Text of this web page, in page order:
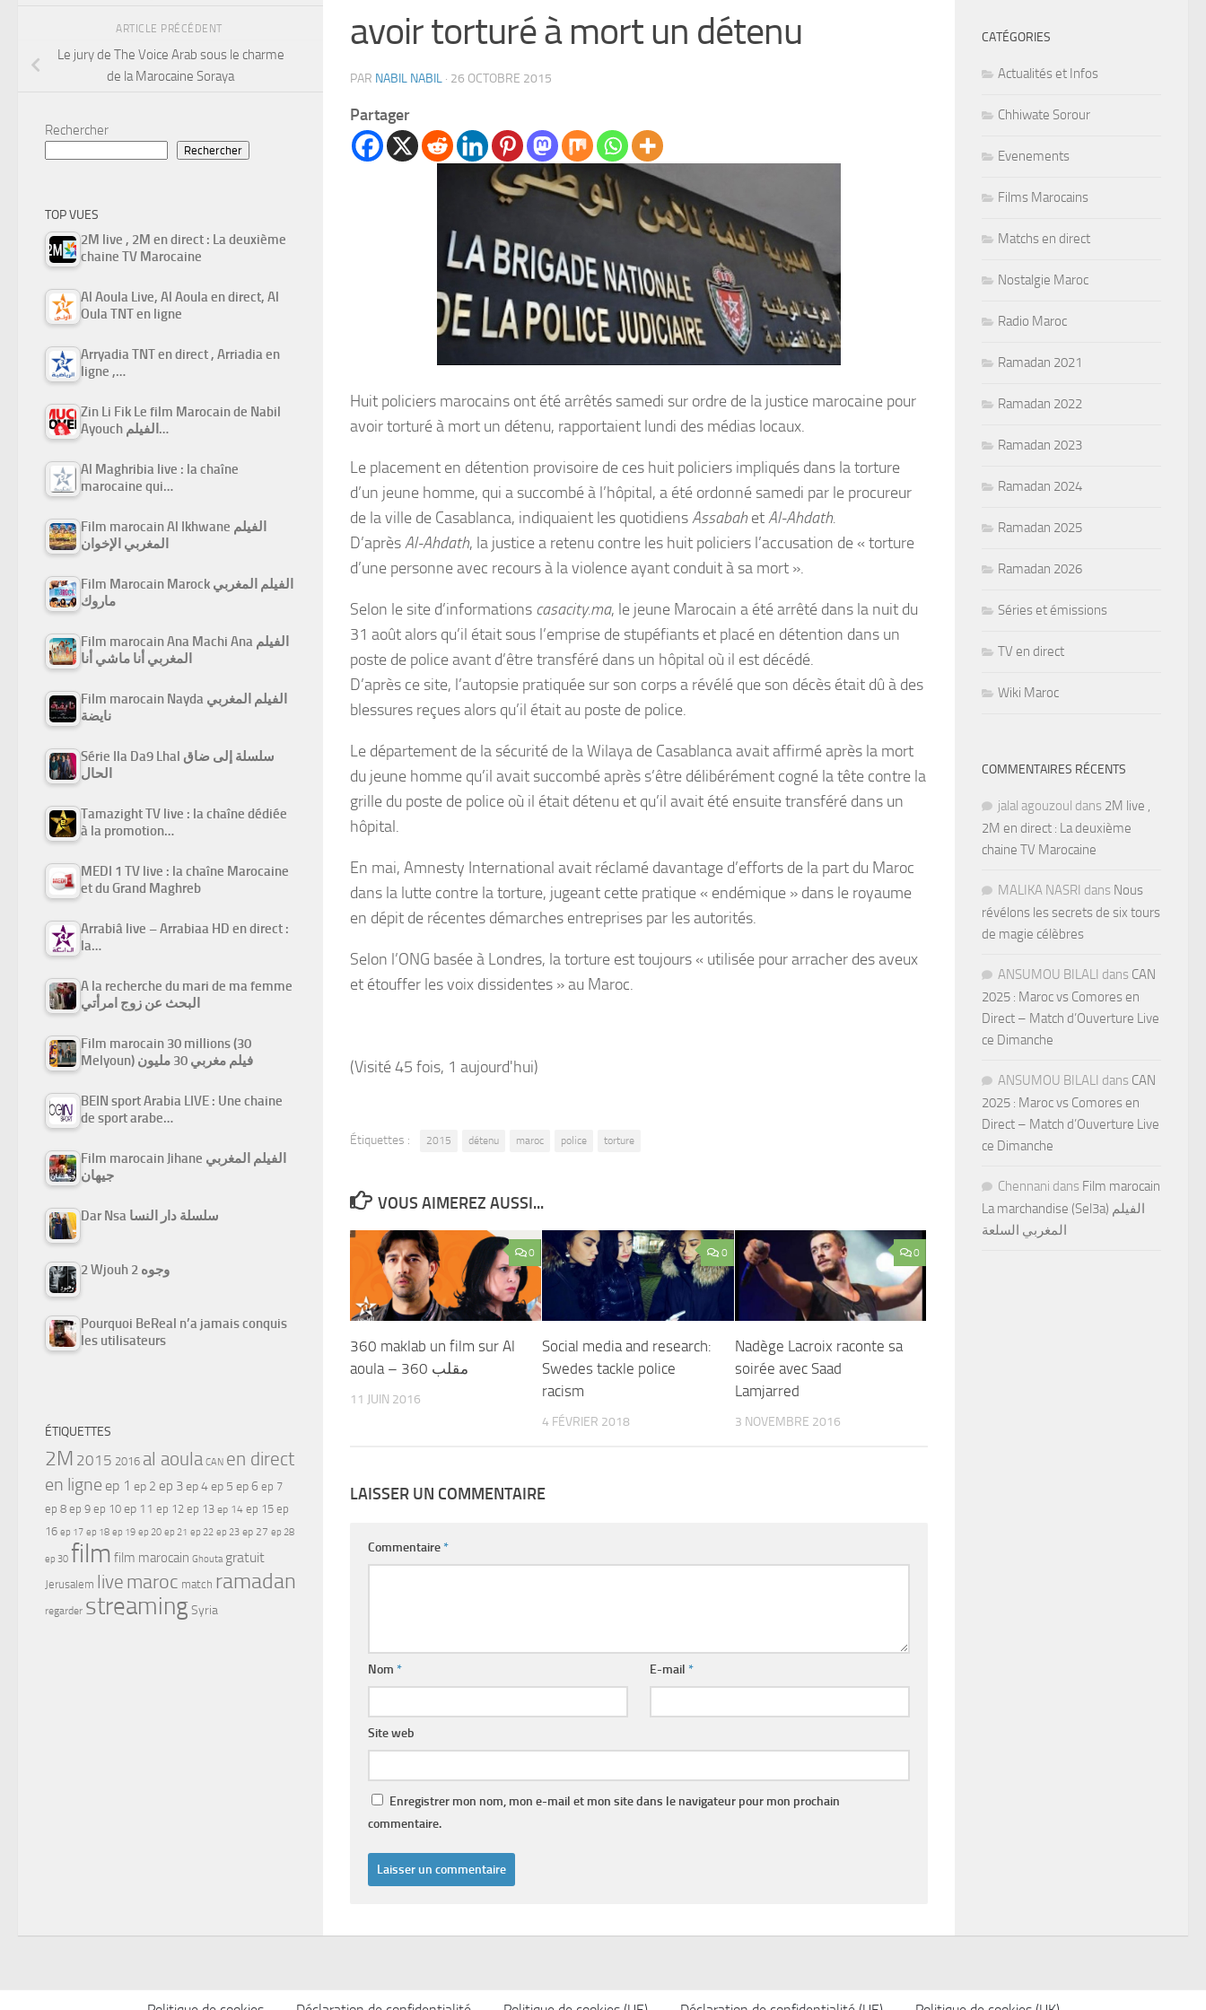
avoir torturé à mort un détenu
PAR NABIL NABIL · 26 OCTOBRE 2015
Partager
Huit policiers marocains ont été arrêtés samedi sur ordre de la justice marocaine pour
avoir torturé à mort un détenu, rapportaient lundi des médias locaux.
Le placement en détention provisoire de ces huit policiers impliqués dans la torture
d’un jeune homme, qui a succombé à l’hôpital, a été ordonné samedi par le procureur
de la ville de Casablanca, indiquaient les quotidiensAssabah etAl-Ahdath.
D’aprèsAl-Ahdath, la justice a retenu contre les huit policiers l’accusation de « torture
d’une personne avec recours à la violence ayant conduit à sa mort ».
Selon le site d’informations casacity.ma, le jeune Marocain a été arrêté dans la nuit du
31 août alors qu’il était sous l’emprise de stupéfiants et placé en détention dans un
poste de police avant d’être transféré dans un hôpital où il est décédé.
D’après ce site, l’autopsie pratiquée sur son corps a révélé que son décès était dû à des
blessures reçues alors qu’il était au poste de police.
Le département de la sécurité de la Wilaya de Casablanca avait affirmé après la mort
du jeune homme qu’il avait succombé après s’être délibérément cogné la tête contre la
grille du poste de police où il était détenu et qu’il avait été ensuite transféré dans un
hôpital.
En mai, Amnesty International avait réclamé davantage d’efforts de la part du Maroc
dans la lutte contre la torture, jugeant cette pratique « endémique » dans le royaume
en dépit de récentes démarches entreprises par les autorités.
Selon l’ONG basée à Londres, la torture est toujours « utilisée pour arracher des aveux
et étouffer les voix dissidentes » au Maroc.
(Visité 45 fois, 1 aujourd'hui)
Étiquettes : 2015 détenu maroc police torture
VOUS AIMEREZ AUSSI...
0
360 maklab un film sur Al
aoula – 360 مقلب
11 JUIN 2016
0
Social media and research:
Swedes tackle police
racism
4 FÉVRIER 2018
0
Nadège Lacroix raconte sa
soirée avec Saad
Lamjarred
3 NOVEMBRE 2016
LAISSER UN COMMENTAIRE
Commentaire*
Nom * E-mail*
Site web
Enregistrer mon nom, mon e-mail et mon site dans le navigateur pour mon prochain
commentaire.
ARTICLE PRÉCÉDENT
Le jury de The Voice Arab sous le charme
de la Marocaine Soraya
Rechercher
Rechercher
TOP VUES
2M live , 2M en direct : La deuxième
chaine TV Marocaine
Al Aoula Live, Al Aoula en direct, Al
Oula TNT en ligne
Arryadia TNT en direct , Arriadia en
ligne ,…
Zin Li Fik Le film Marocain de Nabil
Ayouch الفيلم…
Al Maghribia live : la chaîne
marocaine qui…
Film marocain Al Ikhwane الفيلم
المغربي الإخوان
Film Marocain Marock الفيلم المغربي
ماروك
Film marocain Ana Machi Ana الفيلم
المغربي أنا ماشي أنا
Film marocain Nayda الفيلم المغربي
نايضة
Série Ila Da9 Lhal سلسلة إلى ضاق
الحال
Tamazight TV live : la chaîne dédiée
à la promotion…
MEDI 1 TV live : la chaîne Marocaine
et du Grand Maghreb
Arrabiâ live – Arrabiaa HD en direct :
la…
A la recherche du mari de ma femme
البحث عن زوج امرأتي
Film marocain 30 millions (30
Melyoun) فيلم مغربي 30 مليون
BEIN sport Arabia LIVE : Une chaine
de sport arabe…
Film marocain Jihane الفيلم المغربي
جيهان
Dar Nsa سلسلة دار النسا
2 Wjouh 2 وجوه
Pourquoi BeReal n’a jamais conquis
les utilisateurs
ÉTIQUETTES
2M 2015 2016 al aoula CAN en direct
en ligne ep 1 ep 2 ep 3ep 4ep 5 ep 6 ep 7
ep 8 ep 9 ep 10 ep 11 ep 12 ep 13 ep 14 ep 15 ep
16 ep 17 ep 18 ep 19 ep 20 ep 21 ep 22 ep 23 ep 27 ep 28
ep 30 film film marocain Ghouta gratuit
Jerusalem live maroc match ramadan
regarder streamingSyria
CATÉGORIES
Actualités et Infos
Chhiwate Sorour
Evenements
Films Marocains
Matchs en direct
Nostalgie Maroc
Radio Maroc
Ramadan 2021
Ramadan 2022
Ramadan 2023
Ramadan 2024
Ramadan 2025
Ramadan 2026
Séries et émissions
TV en direct
Wiki Maroc
COMMENTAIRES RÉCENTS
jalal agouzoul dans 2M live ,
2M en direct : La deuxième
chaine TV Marocaine
MALIKA NASRI dans Nous
révélons les secrets de six tours
de magie célèbres
ANSUMOU BILALI dans CAN
2025 : Maroc vs Comores en
Direct – Match d’Ouverture Live
ce Dimanche
ANSUMOU BILALI dans CAN
2025 : Maroc vs Comores en
Direct – Match d’Ouverture Live
ce Dimanche
Chennani dans Film marocain
La marchandise (Sel3a) الفيلم
المغربي السلعة